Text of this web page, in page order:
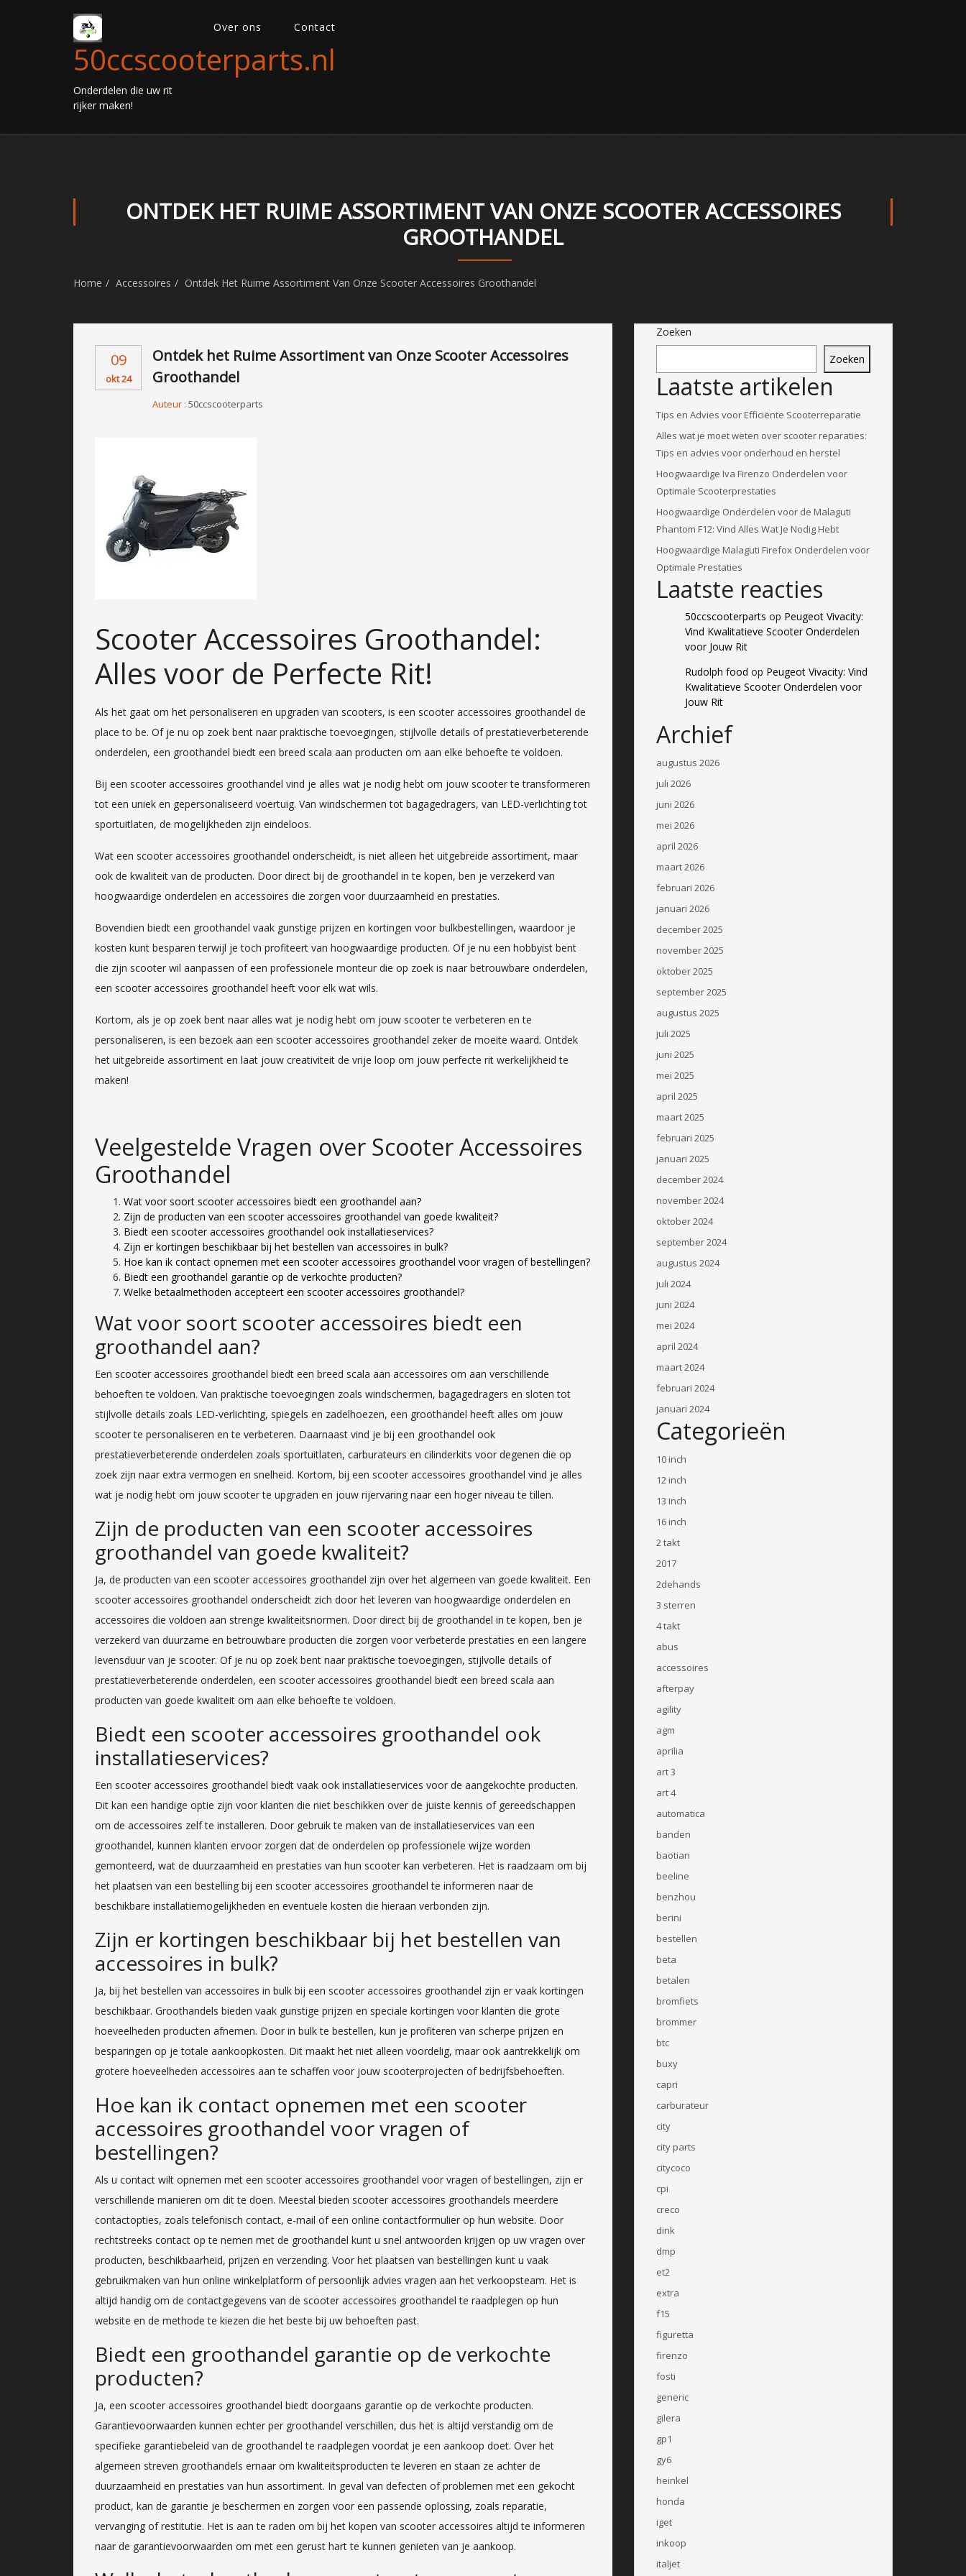
50ccscooterparts.nl
Onderdelen die uw rit
rijker maken!
Over ons Contact
ONTDEK HET RUIME ASSORTIMENT VAN ONZE SCOOTER ACCESSOIRES
GROOTHANDEL
Home Accessoires Ontdek Het Ruime Assortiment Van Onze Scooter Accessoires Groothandel
09
okt 24
Ontdek het Ruime Assortiment van Onze Scooter Accessoires
Groothandel
Auteur : 50ccscooterparts
Scooter Accessoires Groothandel:
Alles voor de Perfecte Rit!
Als het gaat om het personaliseren en upgraden van scooters, is een scooter accessoires groothandel de
place to be. Of je nu op zoek bent naar praktische toevoegingen, stijlvolle details of prestatieverbeterende
onderdelen, een groothandel biedt een breed scala aan producten om aan elke behoefte te voldoen.
Bij een scooter accessoires groothandel vind je alles wat je nodig hebt om jouw scooter te transformeren
tot een uniek en gepersonaliseerd voertuig. Van windschermen tot bagagedragers, van LED-verlichting tot
sportuitlaten, de mogelijkheden zijn eindeloos.
Wat een scooter accessoires groothandel onderscheidt, is niet alleen het uitgebreide assortiment, maar
ook de kwaliteit van de producten. Door direct bij de groothandel in te kopen, ben je verzekerd van
hoogwaardige onderdelen en accessoires die zorgen voor duurzaamheid en prestaties.
Bovendien biedt een groothandel vaak gunstige prijzen en kortingen voor bulkbestellingen, waardoor je
kosten kunt besparen terwijl je toch profiteert van hoogwaardige producten. Of je nu een hobbyist bent
die zijn scooter wil aanpassen of een professionele monteur die op zoek is naar betrouwbare onderdelen,
een scooter accessoires groothandel heeft voor elk wat wils.
Kortom, als je op zoek bent naar alles wat je nodig hebt om jouw scooter te verbeteren en te
personaliseren, is een bezoek aan een scooter accessoires groothandel zeker de moeite waard. Ontdek
het uitgebreide assortiment en laat jouw creativiteit de vrije loop om jouw perfecte rit werkelijkheid te
maken!
Veelgestelde Vragen over Scooter Accessoires
Groothandel
Wat voor soort scooter accessoires biedt een groothandel aan?
Zijn de producten van een scooter accessoires groothandel van goede kwaliteit?
Biedt een scooter accessoires groothandel ook installatieservices?
Zijn er kortingen beschikbaar bij het bestellen van accessoires in bulk?
Hoe kan ik contact opnemen met een scooter accessoires groothandel voor vragen of bestellingen?
Biedt een groothandel garantie op de verkochte producten?
Welke betaalmethoden accepteert een scooter accessoires groothandel?
Wat voor soort scooter accessoires biedt een
groothandel aan?
Een scooter accessoires groothandel biedt een breed scala aan accessoires om aan verschillende
behoeften te voldoen. Van praktische toevoegingen zoals windschermen, bagagedragers en sloten tot
stijlvolle details zoals LED-verlichting, spiegels en zadelhoezen, een groothandel heeft alles om jouw
scooter te personaliseren en te verbeteren. Daarnaast vind je bij een groothandel ook
prestatieverbeterende onderdelen zoals sportuitlaten, carburateurs en cilinderkits voor degenen die op
zoek zijn naar extra vermogen en snelheid. Kortom, bij een scooter accessoires groothandel vind je alles
wat je nodig hebt om jouw scooter te upgraden en jouw rijervaring naar een hoger niveau te tillen.
Zijn de producten van een scooter accessoires
groothandel van goede kwaliteit?
Ja, de producten van een scooter accessoires groothandel zijn over het algemeen van goede kwaliteit. Een
scooter accessoires groothandel onderscheidt zich door het leveren van hoogwaardige onderdelen en
accessoires die voldoen aan strenge kwaliteitsnormen. Door direct bij de groothandel in te kopen, ben je
verzekerd van duurzame en betrouwbare producten die zorgen voor verbeterde prestaties en een langere
levensduur van je scooter. Of je nu op zoek bent naar praktische toevoegingen, stijlvolle details of
prestatieverbeterende onderdelen, een scooter accessoires groothandel biedt een breed scala aan
producten van goede kwaliteit om aan elke behoefte te voldoen.
Biedt een scooter accessoires groothandel ook
installatieservices?
Een scooter accessoires groothandel biedt vaak ook installatieservices voor de aangekochte producten.
Dit kan een handige optie zijn voor klanten die niet beschikken over de juiste kennis of gereedschappen
om de accessoires zelf te installeren. Door gebruik te maken van de installatieservices van een
groothandel, kunnen klanten ervoor zorgen dat de onderdelen op professionele wijze worden
gemonteerd, wat de duurzaamheid en prestaties van hun scooter kan verbeteren. Het is raadzaam om bij
het plaatsen van een bestelling bij een scooter accessoires groothandel te informeren naar de
beschikbare installatiemogelijkheden en eventuele kosten die hieraan verbonden zijn.
Zijn er kortingen beschikbaar bij het bestellen van
accessoires in bulk?
Ja, bij het bestellen van accessoires in bulk bij een scooter accessoires groothandel zijn er vaak kortingen
beschikbaar. Groothandels bieden vaak gunstige prijzen en speciale kortingen voor klanten die grote
hoeveelheden producten afnemen. Door in bulk te bestellen, kun je profiteren van scherpe prijzen en
besparingen op je totale aankoopkosten. Dit maakt het niet alleen voordelig, maar ook aantrekkelijk om
grotere hoeveelheden accessoires aan te schaffen voor jouw scooterprojecten of bedrijfsbehoeften.
Hoe kan ik contact opnemen met een scooter
accessoires groothandel voor vragen of
bestellingen?
Als u contact wilt opnemen met een scooter accessoires groothandel voor vragen of bestellingen, zijn er
verschillende manieren om dit te doen. Meestal bieden scooter accessoires groothandels meerdere
contactopties, zoals telefonisch contact, e-mail of een online contactformulier op hun website. Door
rechtstreeks contact op te nemen met de groothandel kunt u snel antwoorden krijgen op uw vragen over
producten, beschikbaarheid, prijzen en verzending. Voor het plaatsen van bestellingen kunt u vaak
gebruikmaken van hun online winkelplatform of persoonlijk advies vragen aan het verkoopsteam. Het is
altijd handig om de contactgegevens van de scooter accessoires groothandel te raadplegen op hun
website en de methode te kiezen die het beste bij uw behoeften past.
Biedt een groothandel garantie op de verkochte
producten?
Ja, een scooter accessoires groothandel biedt doorgaans garantie op de verkochte producten.
Garantievoorwaarden kunnen echter per groothandel verschillen, dus het is altijd verstandig om de
specifieke garantiebeleid van de groothandel te raadplegen voordat je een aankoop doet. Over het
algemeen streven groothandels ernaar om kwaliteitsproducten te leveren en staan ze achter de
duurzaamheid en prestaties van hun assortiment. In geval van defecten of problemen met een gekocht
product, kan de garantie je beschermen en zorgen voor een passende oplossing, zoals reparatie,
vervanging of restitutie. Het is aan te raden om bij het kopen van scooter accessoires altijd te informeren
naar de garantievoorwaarden om met een gerust hart te kunnen genieten van je aankoop.
Zoeken
Zoeken
Laatste artikelen
Tips en Advies voor Efficiënte Scooterreparatie
Alles wat je moet weten over scooter reparaties:
Tips en advies voor onderhoud en herstel
Hoogwaardige Iva Firenzo Onderdelen voor
Optimale Scooterprestaties
Hoogwaardige Onderdelen voor de Malaguti
Phantom F12: Vind Alles Wat Je Nodig Hebt
Hoogwaardige Malaguti Firefox Onderdelen voor
Optimale Prestaties
Laatste reacties
50ccscooterparts op Peugeot Vivacity:
Vind Kwalitatieve Scooter Onderdelen
voor Jouw Rit
Rudolph food op Peugeot Vivacity: Vind
Kwalitatieve Scooter Onderdelen voor
Jouw Rit
Archief
augustus 2026
juli 2026
juni 2026
mei 2026
april 2026
maart 2026
februari 2026
januari 2026
december 2025
november 2025
oktober 2025
september 2025
augustus 2025
juli 2025
juni 2025
mei 2025
april 2025
maart 2025
februari 2025
januari 2025
december 2024
november 2024
oktober 2024
september 2024
augustus 2024
juli 2024
juni 2024
mei 2024
april 2024
maart 2024
februari 2024
januari 2024
Categorieën
10 inch
12 inch
13 inch
16 inch
2 takt
2017
2dehands
3 sterren
4 takt
abus
accessoires
afterpay
agility
agm
aprilia
art 3
art 4
automatica
banden
baotian
beeline
benzhou
berini
bestellen
beta
betalen
bromfiets
brommer
btc
buxy
capri
carburateur
city
city parts
citycoco
cpi
creco
dink
dmp
et2
extra
f15
figuretta
firenzo
fosti
generic
gilera
gp1
gy6
heinkel
honda
iget
inkoop
italjet